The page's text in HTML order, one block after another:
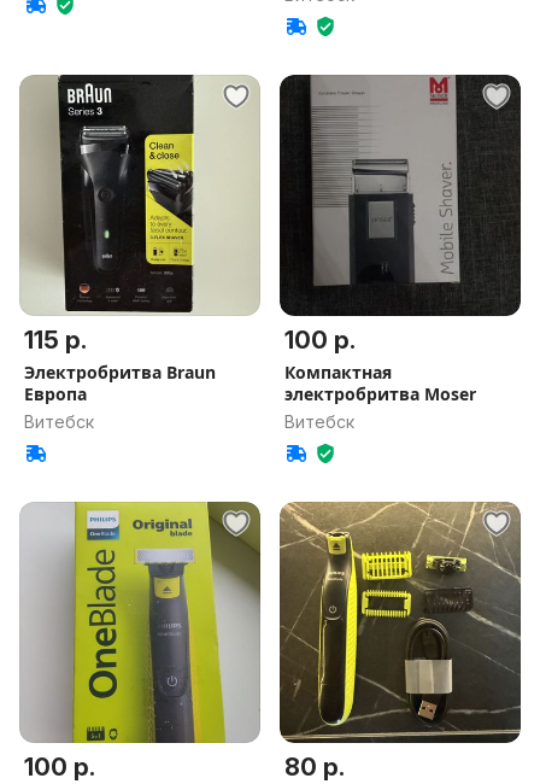
115 р.
Электробритва Braun
Европа
Витебск
100 р.
Компактная
электробритва Moser
Витебск
100 р. 80 р.